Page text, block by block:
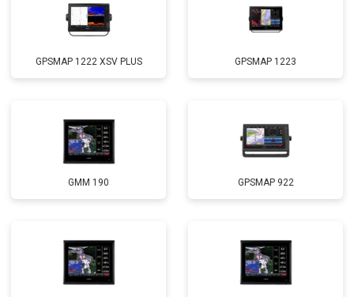
GPSMAP 1222 XSV PLUS GPSMAP 1223
GMM 190 GPSMAP 922